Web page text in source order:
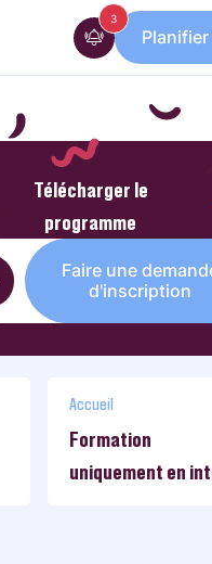
3messages
Télécharger le
programme
Faire une
d'inscription
Accueil
Formation
uniquement en